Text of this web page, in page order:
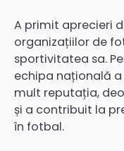
A primit aprecieri
organizațiilor de
sportivitatea sa.
echipa națională
mult reputația,
și a contribuit la
în fotbal.